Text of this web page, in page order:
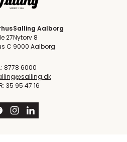
27
C
Salling Aalborg
Nytorv 8
9000 Aalborg
8778 6000
35 95 47 16